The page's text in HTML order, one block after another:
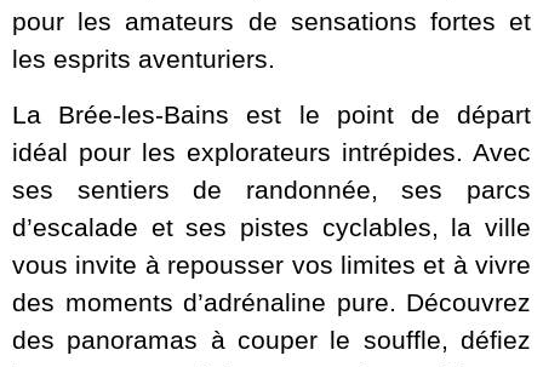
pour les amateurs de sensations fortes et
les esprits aventuriers.
La Brée-les-Bains est le point de départ
idéal pour les explorateurs intrépides. Avec
ses sentiers de randonnée, ses parcs
d’escalade et ses pistes cyclables, la ville
vous invite à repousser vos limites et à vivre
des moments d’adrénaline pure. Découvrez
des panoramas à couper le souffle, défiez